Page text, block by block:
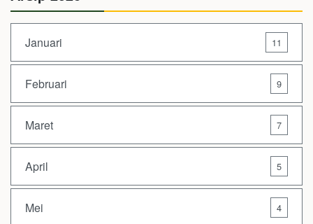
Januari 11
Februari 9
Maret 7
April 5
Mei 4